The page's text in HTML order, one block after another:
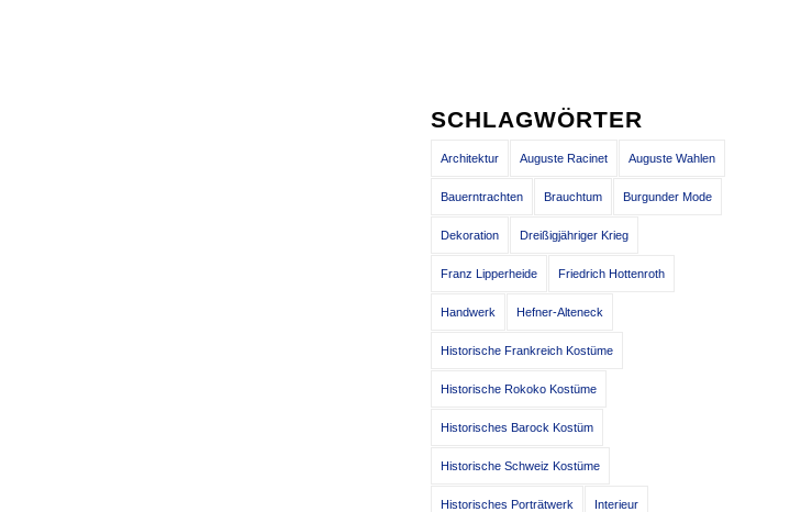
SCHLAGWÖRTER
Architektur Auguste Racinet Auguste Wahlen
Bauerntrachten Brauchtum Burgunder Mode
Dekoration Dreißigjähriger Krieg
Franz Lipperheide Friedrich Hottenroth
Handwerk Hefner-Alteneck
Historische Frankreich Kostüme
Historische Rokoko Kostüme
Historisches Barock Kostüm
Historische Schweiz Kostüme
Historisches Porträtwerk Interieur